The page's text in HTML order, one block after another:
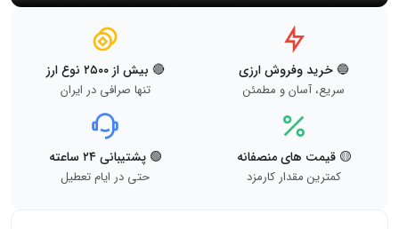
🔵 خرید وفروش ارزی
سریع، آسان و مطمئن
🔴 بیش از ۲۵۰۰ نوع ارز
تنها صرافی در ایران
🟡 قیمت های منصفانه
کمترین مقدار کارمزد
🟢 پشتیبانی ۲۴ ساعته
حتی در ایام تعطیل